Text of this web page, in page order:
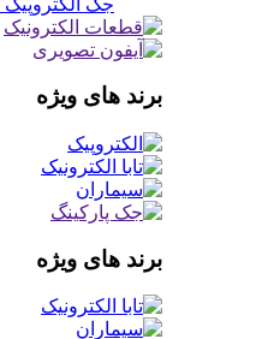
برند های ویژه
برند های ویژه